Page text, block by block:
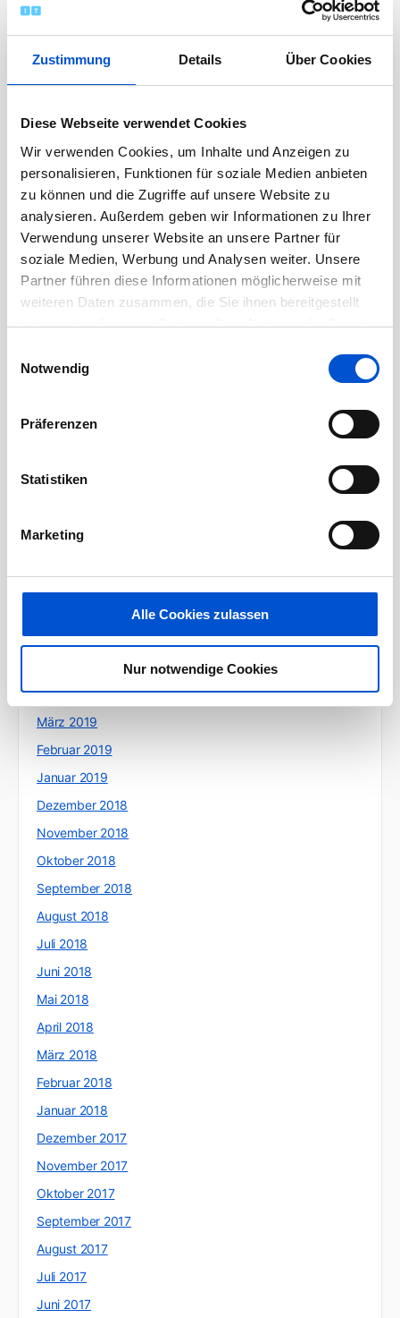
Zustimmung Details Über Cookies
Diese Webseite verwendet Cookies
Wir verwenden Cookies, um Inhalte und Anzeigen zu
personalisieren, Funktionen für soziale Medien anbieten
zu können und die Zugriffe auf unsere Website zu
analysieren. Außerdem geben wir Informationen zu Ihrer
Verwendung unserer Website an unsere Partner für
soziale Medien, Werbung und Analysen weiter. Unsere
Partner führen diese Informationen möglicherweise mit
weiteren Daten zusammen, die Sie ihnen bereitgestellt
haben oder die sie im Rahmen Ihrer Nutzung der Dienste
Notwendig
Präferenzen
Statistiken
Marketing
Alle Cookies zulassen
Nur notwendige Cookies
März 2021
Februar 2021
November 2020
Oktober 2020
September 2020
August 2020
Juli 2020
Juni 2020
April 2020
Februar 2020
Dezember 2019
Oktober 2019
Juni 2019
April 2019
März 2019
Februar 2019
Januar 2019
Dezember 2018
November 2018
Oktober 2018
September 2018
August 2018
Juli 2018
Juni 2018
Mai 2018
April 2018
März 2018
Februar 2018
Januar 2018
Dezember 2017
November 2017
Oktober 2017
September 2017
August 2017
Juli 2017
Juni 2017